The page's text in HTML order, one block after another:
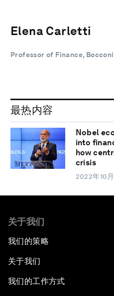
Elena Carletti
Professor of Finance,
最热内容
Nobel
into
how
crisis
2022年10月
关于我们
我们的策略
关于我们
我们的工作方式